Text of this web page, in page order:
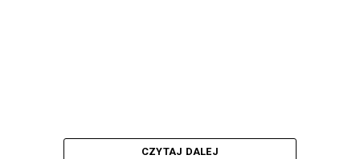
CZYTAJ DALEJ